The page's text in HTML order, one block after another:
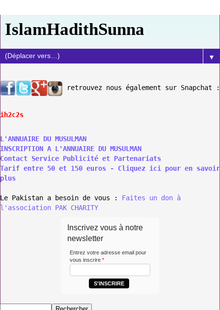
IslamHadithSunna
▼
retrouvez nous également sur Snapchat :
ih2c2s
L'ANNUAIRE DU MUSULMAN
INSCRIPTION A L'ANNUAIRE DU MUSULMAN
Contact Service Publicité et Partenariats
Tarif entre 50 et 150 euros - Cliquez ici pour en savoir
plus
Le Pakistan a besoin de vous : Faites un don à
l'association PAK CHARITY
Inscrivez vous à notre
newsletter
Entrez votre adresse email pour
vous inscrire *
S'INSCRIRE